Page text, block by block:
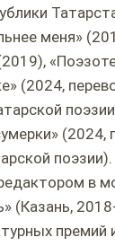
меня»
(2024,
(2024,
в
(Казань,
премий